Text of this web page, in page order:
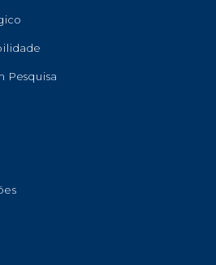
Pesquisa